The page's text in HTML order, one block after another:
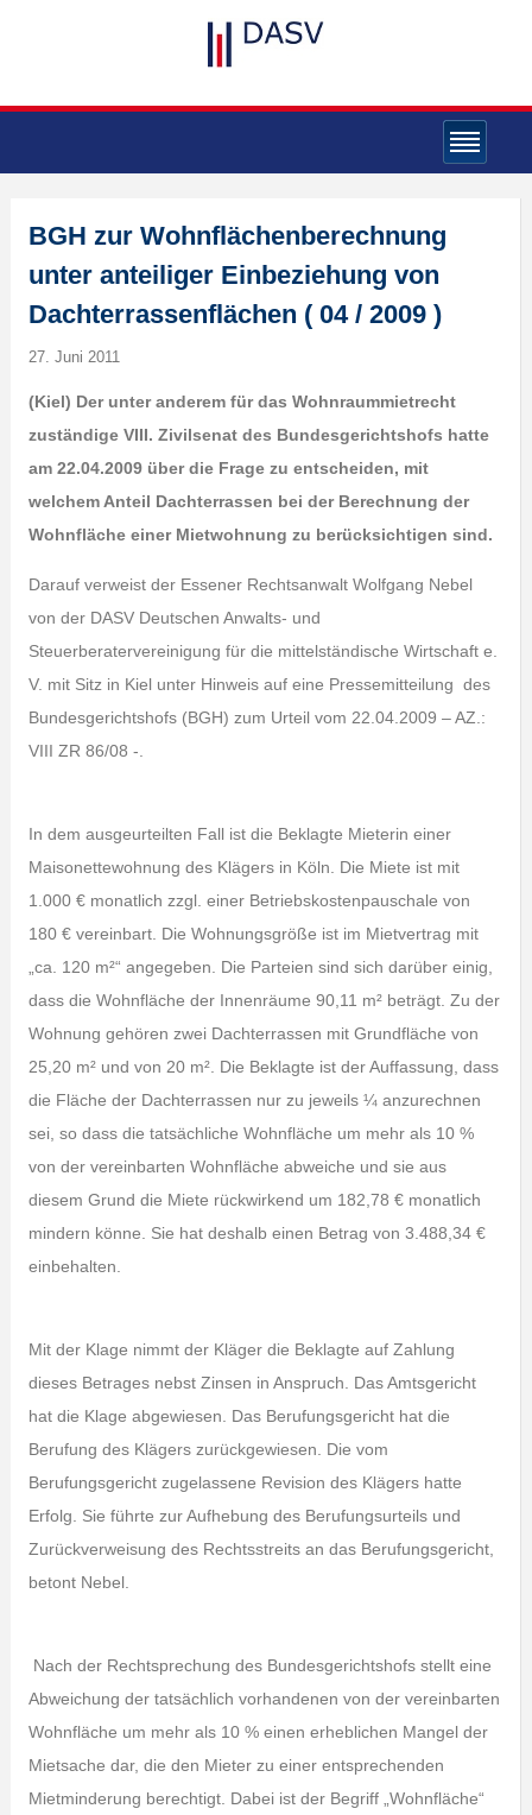
BGH zur Wohnflächenberechnung
unter anteiliger Einbeziehung von
Dachterrassenflächen ( 04 / 2009 )
27. Juni 2011
(Kiel) Der unter anderem für das Wohnraummietrecht
zuständige VIII. Zivilsenat des Bundesgerichtshofs hatte
am 22.04.2009 über die Frage zu entscheiden, mit
welchem Anteil Dachterrassen bei der Berechnung der
Wohnfläche einer Mietwohnung zu berücksichtigen sind.
Darauf verweist der Essener Rechtsanwalt Wolfgang Nebel
von der DASV Deutschen Anwalts- und
Steuerberatervereinigung für die mittelständische Wirtschaft e.
V. mit Sitz in Kiel unter Hinweis auf eine Pressemitteilung des
Bundesgerichtshofs (BGH) zum Urteil vom 22.04.2009 – AZ.:
VIII ZR 86/08 -.
In dem ausgeurteilten Fall ist die Beklagte Mieterin einer
Maisonettewohnung des Klägers in Köln. Die Miete ist mit
1.000 € monatlich zzgl. einer Betriebskostenpauschale von
180 € vereinbart. Die Wohnungsgröße ist im Mietvertrag mit
„ca. 120 m²“ angegeben. Die Parteien sind sich darüber einig,
dass die Wohnfläche der Innenräume 90,11 m² beträgt. Zu der
Wohnung gehören zwei Dachterrassen mit Grundfläche von
25,20 m² und von 20 m². Die Beklagte ist der Auffassung, dass
die Fläche der Dachterrassen nur zu jeweils ¼ anzurechnen
sei, so dass die tatsächliche Wohnfläche um mehr als 10 %
von der vereinbarten Wohnfläche abweiche und sie aus
diesem Grund die Miete rückwirkend um 182,78 € monatlich
mindern könne. Sie hat deshalb einen Betrag von 3.488,34 €
einbehalten.
Mit der Klage nimmt der Kläger die Beklagte auf Zahlung
dieses Betrages nebst Zinsen in Anspruch. Das Amtsgericht
hat die Klage abgewiesen. Das Berufungsgericht hat die
Berufung des Klägers zurückgewiesen. Die vom
Berufungsgericht zugelassene Revision des Klägers hatte
Erfolg. Sie führte zur Aufhebung des Berufungsurteils und
Zurückverweisung des Rechtsstreits an das Berufungsgericht,
betont Nebel.
Nach der Rechtsprechung des Bundesgerichtshofs stellt eine
Abweichung der tatsächlich vorhandenen von der vereinbarten
Wohnfläche um mehr als 10 % einen erheblichen Mangel der
Mietsache dar, die den Mieter zu einer entsprechenden
Mietminderung berechtigt. Dabei ist der Begriff „Wohnfläche“